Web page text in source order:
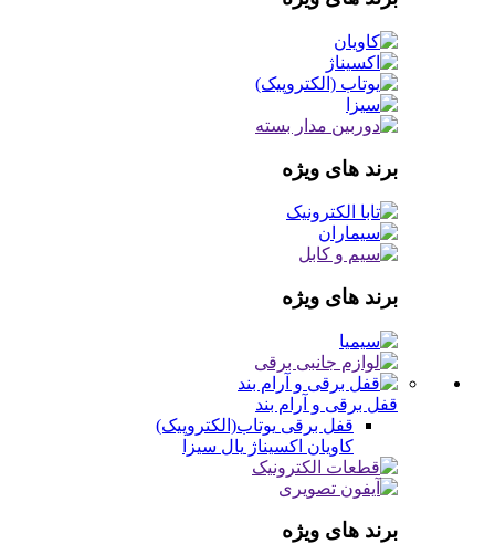
برند های ویژه
برند های ویژه
قفل برقی و آرام بند
قفل برقی یوتاب(الکتروپیک)
کاویان اکسیناژ یال سیزا
برند های ویژه